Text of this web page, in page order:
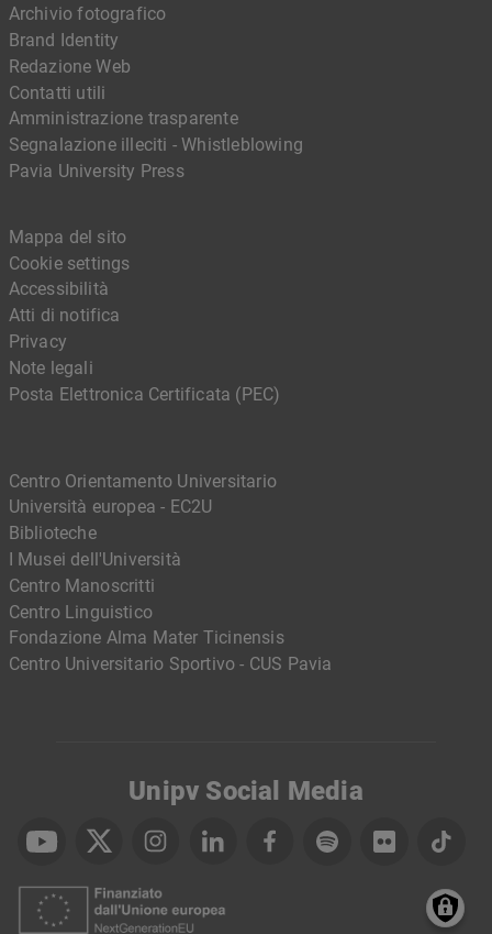
Archivio fotografico
Brand Identity
Redazione Web
Contatti utili
Amministrazione trasparente
Segnalazione illeciti - Whistleblowing
Pavia University Press
Unipv Social Media
Centro Orientamento Universitario
Università europea - EC2U
Biblioteche
I Musei dell'Università
Centro Manoscritti
Centro Linguistico
Fondazione Alma Mater Ticinensis
Centro Universitario Sportivo - CUS Pavia
Mappa del sito
Cookie settings
Accessibilità
Atti di notifica
Privacy
Note legali
Posta Elettronica Certificata (PEC)